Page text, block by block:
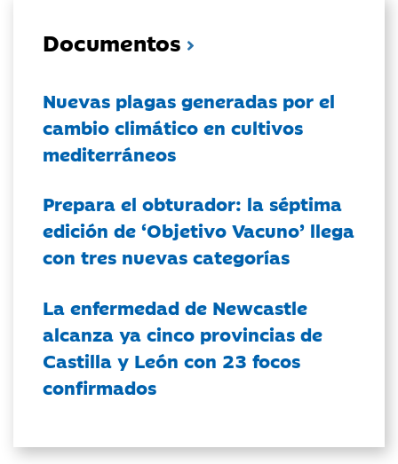
Documentos
Nuevas plagas generadas por el
cambio climático en cultivos
mediterráneos
Prepara el obturador: la séptima
edición de ‘Objetivo Vacuno’ llega
con tres nuevas categorías
La enfermedad de Newcastle
alcanza ya cinco provincias de
Castilla y León con 23 focos
confirmados